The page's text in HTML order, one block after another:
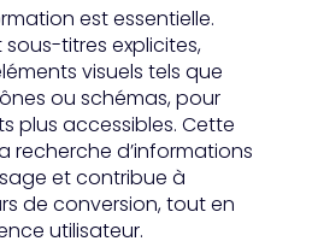
est essentielle.
sous-titres explicites,
visuels tels que
ou schémas, pour
plus accessibles. Cette
recherche d’informations
et contribue à
de conversion, tout en
utilisateur.